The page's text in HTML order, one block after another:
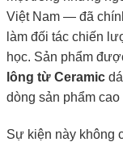
Việt Nam — đã
làm đối tác chiến
học. Sản phẩm
lông từ Ceramic
dòng sản phẩm
Sự kiện này không